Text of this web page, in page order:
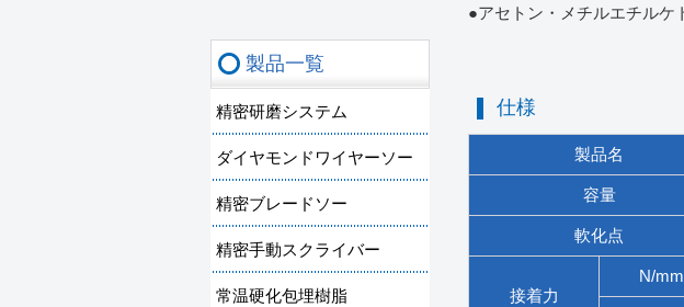
●アセトン・メチルエチルケ
仕様
製品名
容量
軟化点
接着力
N/
製品一覧
精密研磨システム
ダイヤモンドワイヤーソー
精密ブレードソー
精密手動スクライバー
常温硬化包埋樹脂